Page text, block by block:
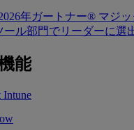
年ガートナー® マジ
ル部門でリーダーに選
能
Intune